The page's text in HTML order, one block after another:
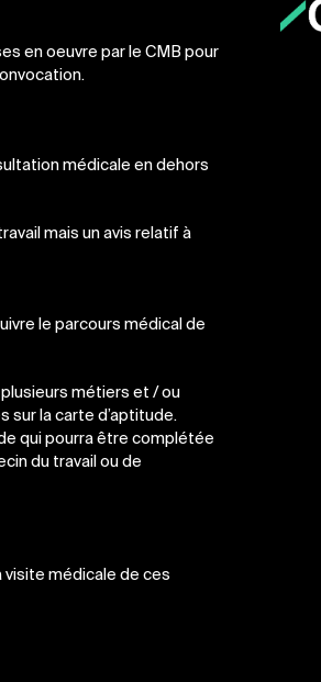
en oeuvre par le CMB pour
médicale en dehors
mais un avis relatif à
le parcours médical de
métiers et / ou
sur la carte d’aptitude.
qui pourra être complétée
du travail ou de
visite médicale de ces